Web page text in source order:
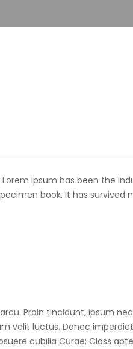
Ipsum has been the
book. It has survived
Proin tincidunt, ipsum
velit luctus. Donec
cubilia Curae; Class